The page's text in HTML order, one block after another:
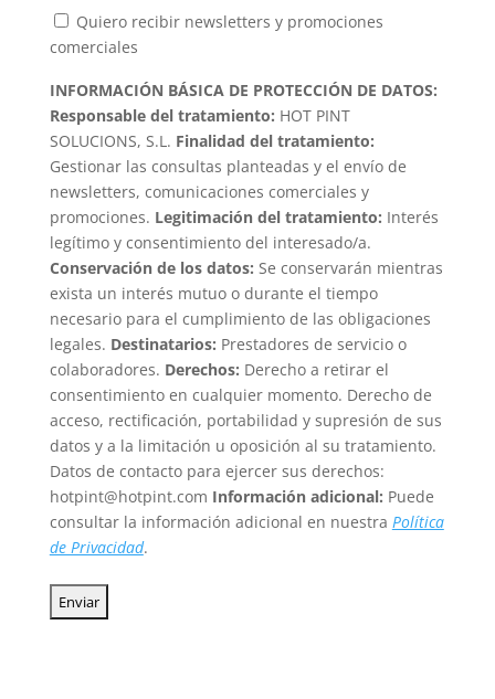
Quiero recibir newsletters y promociones
comerciales
INFORMACIÓN BÁSICA DE PROTECCIÓN DE DATOS:
Responsable del tratamiento: HOT PINT
SOLUCIONS, S.L. Finalidad del tratamiento:
Gestionar las consultas planteadas y el envío de
newsletters, comunicaciones comerciales y
promociones. Legitimación del tratamiento: Interés
legítimo y consentimiento del interesado/a.
Conservación de los datos: Se conservarán mientras
exista un interés mutuo o durante el tiempo
necesario para el cumplimiento de las obligaciones
legales. Destinatarios: Prestadores de servicio o
colaboradores. Derechos: Derecho a retirar el
consentimiento en cualquier momento. Derecho de
acceso, rectificación, portabilidad y supresión de sus
datos y a la limitación u oposición al su tratamiento.
Datos de contacto para ejercer sus derechos:
hotpint@hotpint.com Información adicional: Puede
consultar la información adicional en nuestra Política
de Privacidad.